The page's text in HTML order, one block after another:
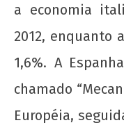
agosto
2012
wp-
admin
a economia
2012, enquanto
1,6%. A
chamado
Européia,